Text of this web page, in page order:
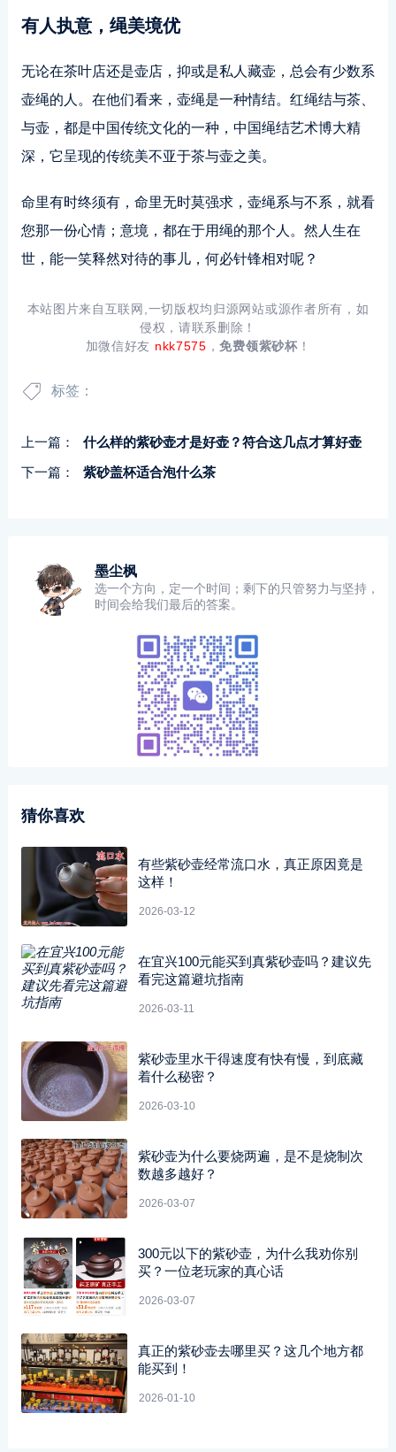
有人执意，绳美境优
无论在茶叶店还是壶店，抑或是私人藏壶，总会有少数系
壶绳的人。在他们看来，壶绳是一种情结。红绳结与茶、
与壶，都是中国传统文化的一种，中国绳结艺术博大精
深，它呈现的传统美不亚于茶与壶之美。
命里有时终须有，命里无时莫强求，壶绳系与不系，就看
您那一份心情；意境，都在于用绳的那个人。然人生在
世，能一笑释然对待的事儿，何必针锋相对呢？
本站图片来自互联网,一切版权均归源网站或源作者所有，如
侵权，请联系删除！
加微信好友 nkk7575 ，免费领紫砂杯！
标签：
上一篇：
什么样的紫砂壶才是好壶？符合这几点才算好壶
下一篇：
紫砂盖杯适合泡什么茶
墨尘枫
选一个方向，定一个时间；剩下的只管努力与坚持，
时间会给我们最后的答案。
猜你喜欢
有些紫砂壶经常流口水，真正原因竟是
这样！
2026-03-12
在宜兴100元能买到真紫砂壶吗？建议先
看完这篇避坑指南
2026-03-11
紫砂壶里水干得速度有快有慢，到底藏
着什么秘密？
2026-03-10
紫砂壶为什么要烧两遍，是不是烧制次
数越多越好？
2026-03-07
300元以下的紫砂壶，为什么我劝你别
买？一位老玩家的真心话
2026-03-07
真正的紫砂壶去哪里买？这几个地方都
能买到！
2026-01-10